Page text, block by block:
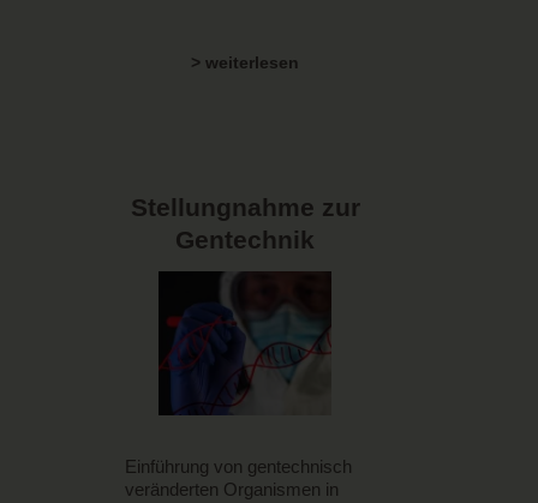
> weiterlesen
Stellungnahme zur
Gentechnik
Einführung von gentechnisch
veränderten Organismen in